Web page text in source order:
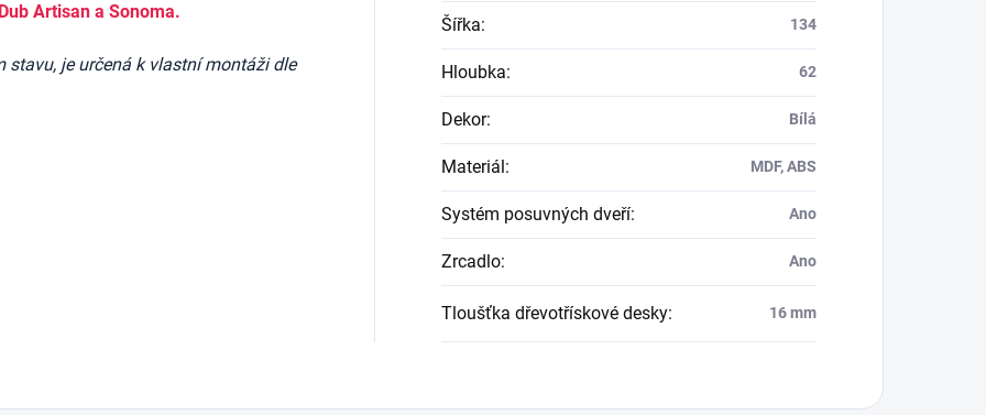
Dub Artisan a Sonoma.
stavu, je určená k vlastní montáži dle
Šířka: 134
Hloubka: 62
Dekor: Bílá
Materiál : MDF, ABS
Systém posuvných dveří: Ano
Zrcadlo: Ano
Tloušťka dřevotřískové desky: 16 mm